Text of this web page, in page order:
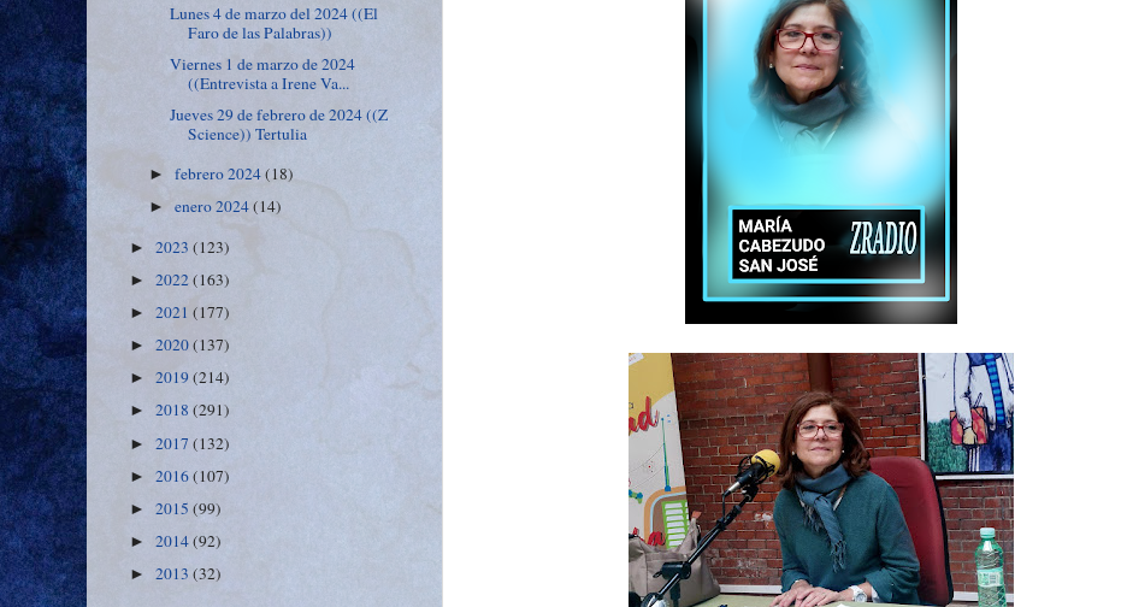
Lunes 4 de marzo del 2024 ((El
Faro de las Palabras))
Viernes 1 de marzo de 2024
((Entrevista a Irene Va...
Jueves 29 de febrero de 2024 ((Z
Science)) Tertulia
►febrero 2024(18)
►enero 2024(14)
► 2023 (123)
► 2022(163)
► 2021 (177)
► 2020(137)
► 2019(214)
► 2018 (291)
► 2017 (132)
► 2016(107)
► 2015 (99)
► 2014(92)
► 2013 (32)